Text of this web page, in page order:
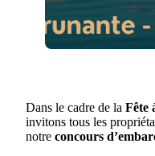
Dans le cadre de la Fête
invitons tous les
notre concours